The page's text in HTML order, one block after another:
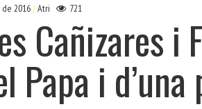
2016 Atri 721
Cañizares i
Papa i